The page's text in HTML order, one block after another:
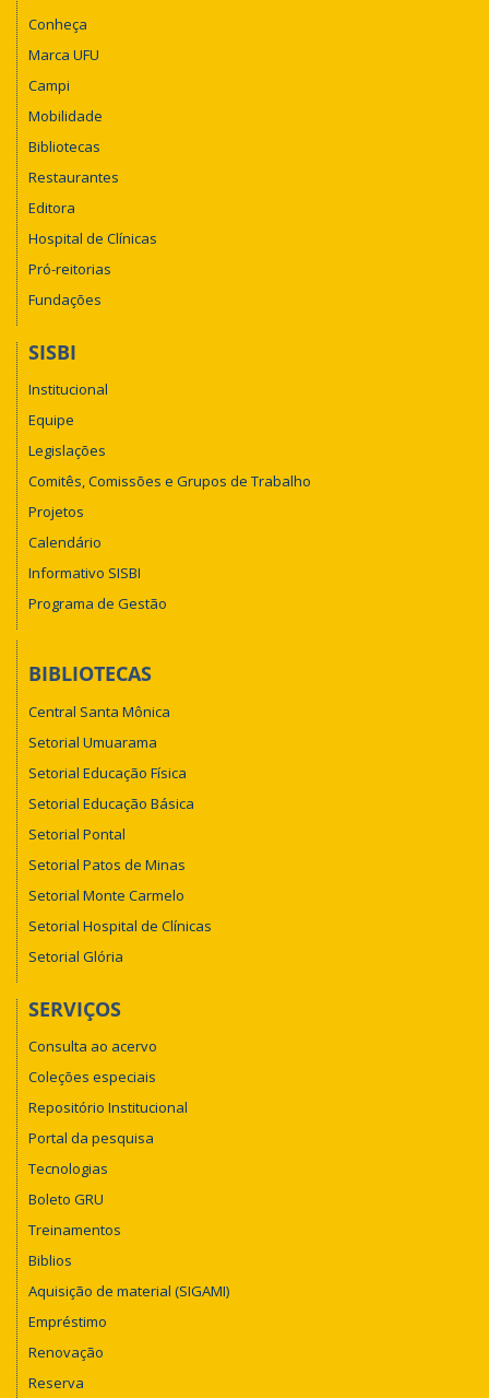
Conheça
Marca UFU
Campi
Mobilidade
Bibliotecas
Restaurantes
Editora
Hospital de Clínicas
Pró-reitorias
Fundações
SISBI
Institucional
Equipe
Legislações
Comitês, Comissões e Grupos de Trabalho
Projetos
Calendário
Informativo SISBI
Programa de Gestão
BIBLIOTECAS
Central Santa Mônica
Setorial Umuarama
Setorial Educação Física
Setorial Educação Básica
Setorial Pontal
Setorial Patos de Minas
Setorial Monte Carmelo
Setorial Hospital de Clínicas
Setorial Glória
SERVIÇOS
Consulta ao acervo
Coleções especiais
Repositório Institucional
Portal da pesquisa
Tecnologias
Boleto GRU
Treinamentos
Biblios
Aquisição de material (SIGAMI)
Empréstimo
Renovação
Reserva